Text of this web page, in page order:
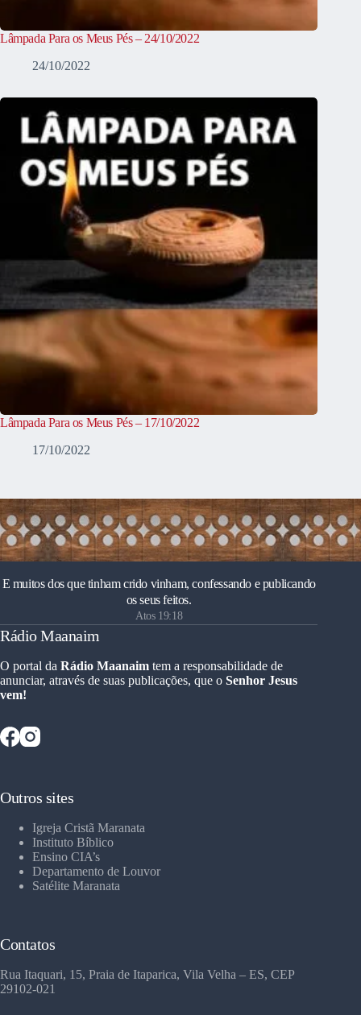
Lâmpada Para os Meus Pés – 24/10/2022
24/10/2022
Lâmpada Para os Meus Pés – 17/10/2022
17/10/2022
E muitos dos que tinham crido vinham, confessando e publicando
os seus feitos.
Atos 19:18
Rádio Maanaim
O portal da Rádio Maanaim tem a responsabilidade de
anunciar, através de suas publicações, que o Senhor Jesus
vem!
Outros sites
Igreja Cristã Maranata
Instituto Bíblico
Ensino CIA’s
Departamento de Louvor
Satélite Maranata
Contatos
Rua Itaquari, 15, Praia de Itaparica, Vila Velha – ES, CEP
29102-021